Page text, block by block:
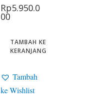
Rp5.950.0
00
TAMBAH KE
KERANJANG
Tambah
ke Wishlist